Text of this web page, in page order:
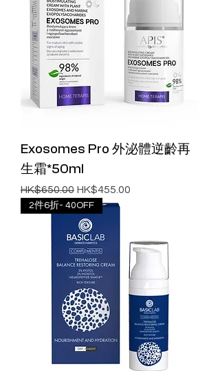
Exosomes Pro 外泌體逆齡再
生霜*50ml
一般價格
HK$650.00 促銷價格
HK$455.00
2件6折- 40OFF